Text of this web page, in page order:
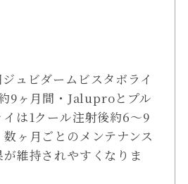
ュビダームビスタボライ
9ヶ月間・Jaluproとプル
は1クール注射後約6〜9
ヶ月ごとのメンテナンス
維持されやすくなりま